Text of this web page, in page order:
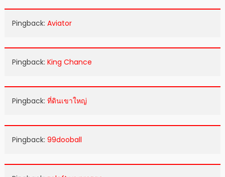
Pingback: Aviator
Pingback: King Chance
Pingback: ที่ดินเขาใหญ่
Pingback: 99dooball